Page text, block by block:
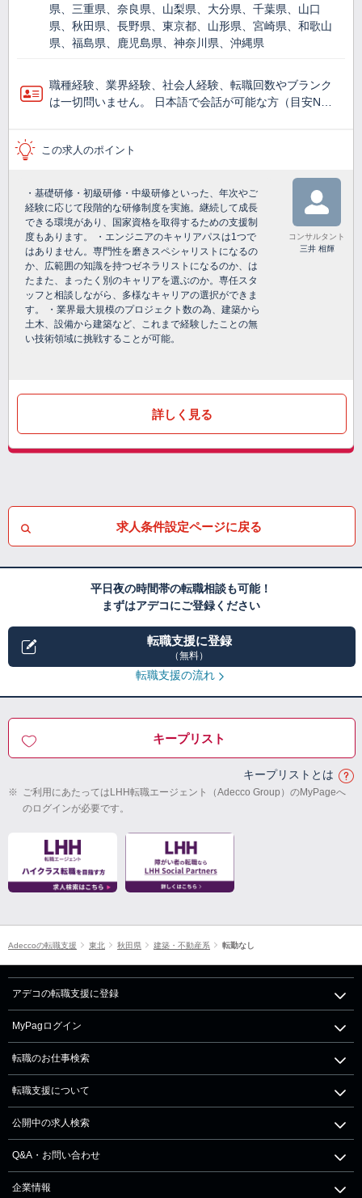
県、三重県、奈良県、山梨県、大分県、千葉県、山口
県、秋田県、長野県、東京都、山形県、宮崎県、和歌山
県、福島県、鹿児島県、神奈川県、沖縄県
職種経験、業界経験、社会人経験、転職回数やブランク
は一切問いません。 日本語で会話が可能な方（目安N…
この求人のポイント
・基礎研修・初級研修・中級研修といった、年次やご
経験に応じて段階的な研修制度を実施。継続して成長
できる環境があり、国家資格を取得するための支援制
度もあります。 ・エンジニアのキャリアパスは1つで
はありません。専門性を磨きスペシャリストになるの
か、広範囲の知識を持つゼネラリストになるのか、は
たまた、まったく別のキャリアを選ぶのか。専任スタ
ッフと相談しながら、多様なキャリアの選択ができま
す。 ・業界最大規模のプロジェクト数の為、建築から
土木、設備から建築など、これまで経験したことの無
い技術領域に挑戦することが可能。
コンサルタント
三井 相輝
詳しく見る
求人条件設定ページに戻る
平日夜の時間帯の転職相談も可能！
まずはアデコにご登録ください
転職支援に登録
（無料）
転職支援の流れ
キープリスト
キープリストとは
※ ご利用にあたってはLHH転職エージェント（Adecco Group）のMyPageへ
のログインが必要です。
Adeccoの転職支援 東北 秋田県 建築・不動産系 転勤なし
アデコの転職支援に登録
MyPagログイン
転職のお仕事検索
転職支援について
公開中の求人検索
Q&A・お問い合わせ
企業情報